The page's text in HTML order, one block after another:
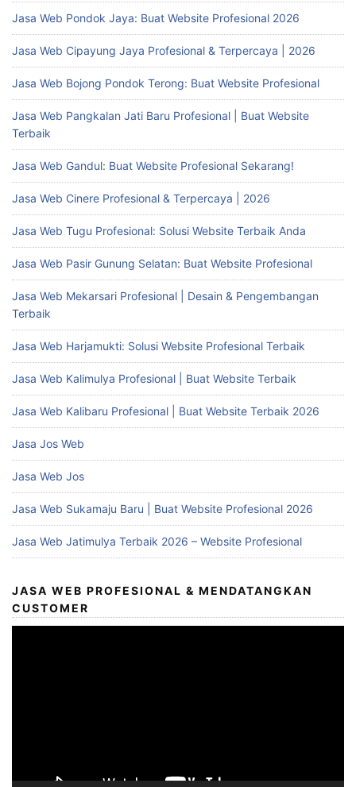
Jasa Web Pondok Jaya: Buat Website Profesional 2026
Jasa Web Cipayung Jaya Profesional & Terpercaya | 2026
Jasa Web Bojong Pondok Terong: Buat Website Profesional
Jasa Web Pangkalan Jati Baru Profesional | Buat Website
Terbaik
Jasa Web Gandul: Buat Website Profesional Sekarang!
Jasa Web Cinere Profesional & Terpercaya | 2026
Jasa Web Tugu Profesional: Solusi Website Terbaik Anda
Jasa Web Pasir Gunung Selatan: Buat Website Profesional
Jasa Web Mekarsari Profesional | Desain & Pengembangan
Terbaik
Jasa Web Harjamukti: Solusi Website Profesional Terbaik
Jasa Web Kalimulya Profesional | Buat Website Terbaik
Jasa Web Kalibaru Profesional | Buat Website Terbaik 2026
Jasa Jos Web
Jasa Web Jos
Jasa Web Sukamaju Baru | Buat Website Profesional 2026
Jasa Web Jatimulya Terbaik 2026 – Website Profesional
JASA WEB PROFESIONAL & MENDATANGKAN
CUSTOMER